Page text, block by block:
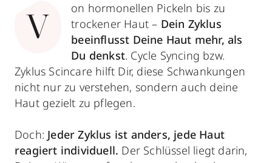
V
on hormonellen Pickeln bis zu
trockener Haut – Dein Zyklus
beeinflusst Deine Haut mehr, als
Du denkst. Cycle Syncing bzw.
Zyklus Scincare hilft Dir, diese Schwankungen
nicht nur zu verstehen, sondern auch deine
Haut gezielt zu pflegen.
Doch: Jeder Zyklus ist anders, jede Haut
reagiert individuell. Der Schlüssel liegt darin,